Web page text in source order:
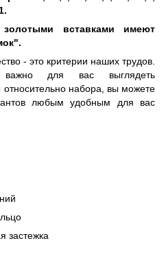
вставками имеют
- это критерии наших трудов.
для вас выглядеть
набора, вы можете
любым удобным для вас
застежка